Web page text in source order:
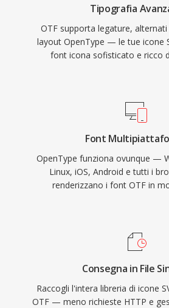
Tipografia
OTF supporta legature,
layout OpenType — le tue icone
font icona sofisticato e ricco
Font
OpenType funziona ovunque —
Linux, iOS, Android e tutti i
renderizzano i font OTF in
Consegna in File
Raccogli l'intera libreria di icone
OTF — meno richieste HTTP e